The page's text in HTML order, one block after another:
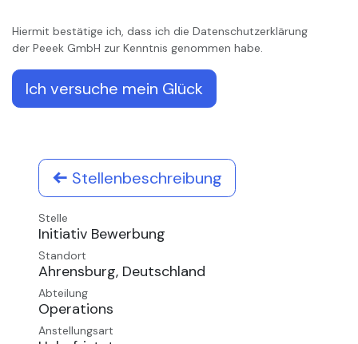
Hiermit bestätige ich, dass ich die Datenschutzerklärung
der Peeek GmbH zur Kenntnis genommen habe.
Ich versuche mein Glück
Stellenbeschreibung
Stelle
Initiativ Bewerbung
Standort
Ahrensburg, Deutschland
Abteilung
Operations
Anstellungsart